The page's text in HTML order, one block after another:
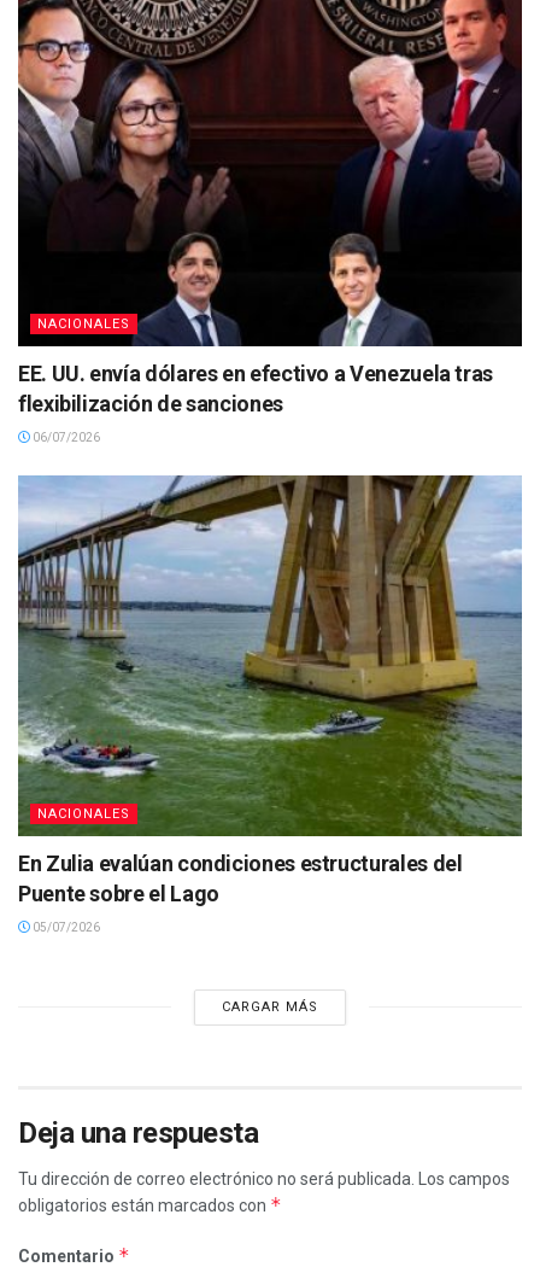
NACIONALES
EE. UU. envía dólares en efectivo a Venezuela tras
flexibilización de sanciones
06/07/2026
NACIONALES
En Zulia evalúan condiciones estructurales del
Puente sobre el Lago
05/07/2026
CARGAR MÁS
Deja una respuesta
Tu dirección de correo electrónico no será publicada.
Los campos
obligatorios están marcados con *
Comentario *